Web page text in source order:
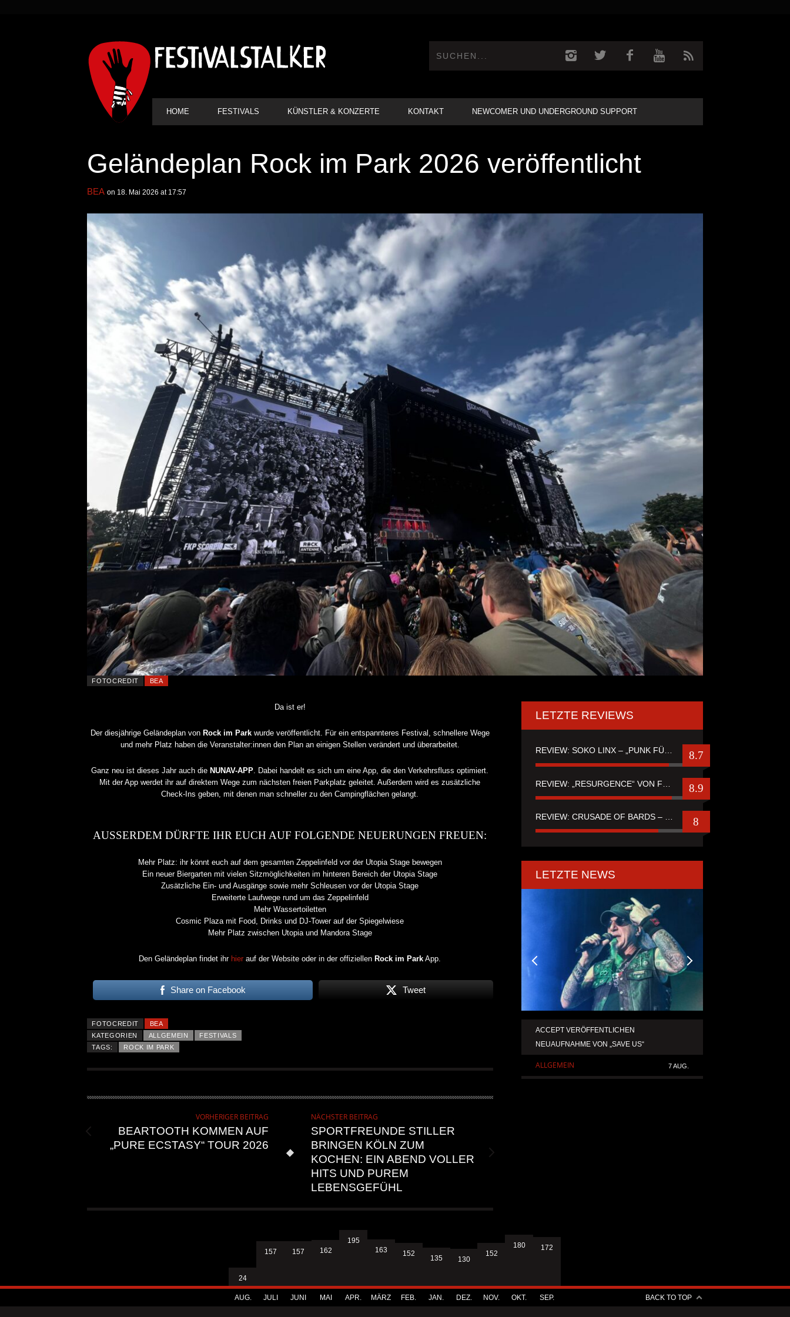
HAUPT-
NAVIGATION
HOME FESTIVALS KÜNSTLER & KONZERTE KONTAKT NEWCOMER UND UNDERGROUND SUPPORT
Geländeplan Rock im Park 2026 veröffentlicht
BEA on 18. Mai 2026 at 17:57
FOTOCREDIT BEA
Da ist er!
Der diesjährige Geländeplan vonRock im Parkwurde veröffentlicht. Für ein entspannteres Festival, schnellere Wege
und mehr Platz haben die Veranstalter:innen den Plan an einigen Stellen verändert und überarbeitet.
Ganz neu ist dieses Jahr auch die NUNAV-APP. Dabei handelt es sich um eine App, die den Verkehrsfluss optimiert.
Mit der App werdet ihr auf direktem Wege zum nächsten freien Parkplatz geleitet. Außerdem wird es zusätzliche
Check-Ins geben, mit denen man schneller zu den Campingflächen gelangt.
AUSSERDEM DÜRFTE IHR EUCH AUF FOLGENDE NEUERUNGEN FREUEN:
Mehr Platz: ihr könnt euch auf dem gesamten Zeppelinfeld vor der Utopia Stage bewegen
Ein neuer Biergarten mit vielen Sitzmöglichkeiten im hinteren Bereich der Utopia Stage
Zusätzliche Ein- und Ausgänge sowie mehr Schleusen vor der Utopia Stage
Erweiterte Laufwege rund um das Zeppelinfeld
Mehr Wassertoiletten
Cosmic Plaza mit Food, Drinks und DJ-Tower auf der Spiegelwiese
Mehr Platz zwischen Utopia und Mandora Stage
Den Geländeplan findet ihr hier auf der Website oder in der offiziellen Rock im Park App.
Share on Facebook Tweet
FOTOCREDIT
BEA
KATEGORIEN
ALLGEMEIN
FESTIVALS
TAGS:
ROCK IM PARK
VORHERIGER BEITRAG
BEARTOOTH KOMMEN AUF
„PURE ECSTASY“ TOUR 2026
NÄCHSTER BEITRAG
SPORTFREUNDE STILLER
BRINGEN KÖLN ZUM
KOCHEN: EIN ABEND VOLLER
HITS UND PUREM
LEBENSGEFÜHL
LETZTE REVIEWS
REVIEW: SOKO LINX – „PUNK FÜR LEUTE, DIE PUNK HASZEN“ 8.7
8.9
8
LETZTE NEWS
ACCEPT VERÖFFENTLICHEN
NEUAUFNAHME VON „SAVE US“
ALLGEMEIN 7 AUG.
ALLGEMEIN 6 AUG.
KAI HANSEN DIE ZWEITE SINGLE „WELCOME
TO LIFE“ AUS SEINEM KOMMENDEN
24
AUG.
157
JULI
157
JUNI
162
MAI
195
APR.
163
MÄRZ
152
FEB.
135
JAN.
130
DEZ.
152
NOV.
180
OKT.
172
SEP. BACK TO TOP